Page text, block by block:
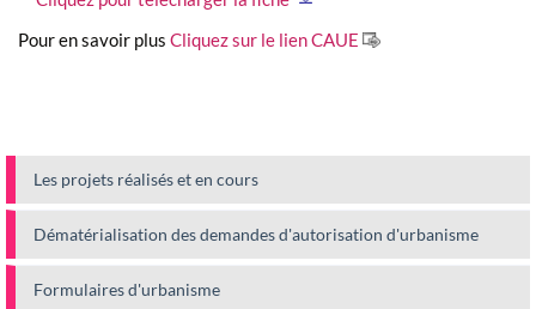
Pour en savoir plus Cliquez sur le lien CAUE
Les projets réalisés et en cours
Dématérialisation des demandes d'autorisation d'urbanisme
Formulaires d'urbanisme